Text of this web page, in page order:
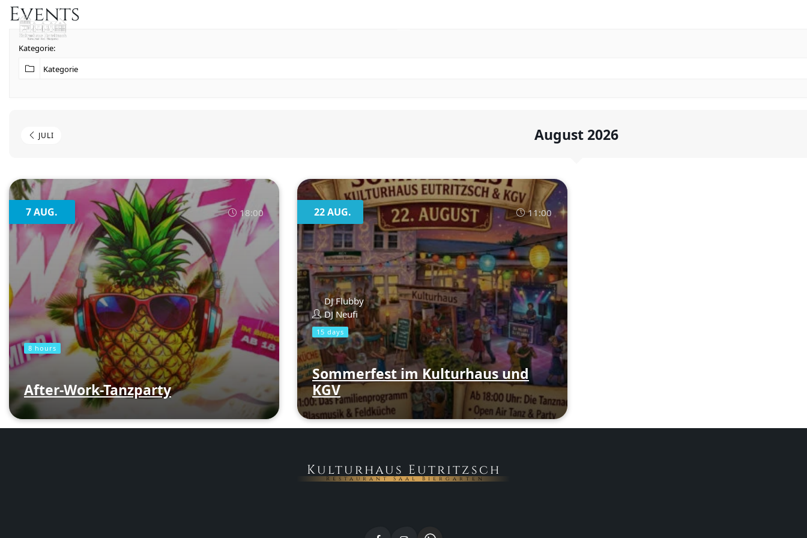
Events
Kategorie:
JULI August 2026
7 AUG. 18:00
8 hours
After-Work-Tanzparty
22 AUG. 11:00
DJ Flubby
DJ Neufi
15 days
Sommerfest im Kulturhaus und
KGV
Kulturhaus Eutritzsch
Restaurant Saal Biergarten